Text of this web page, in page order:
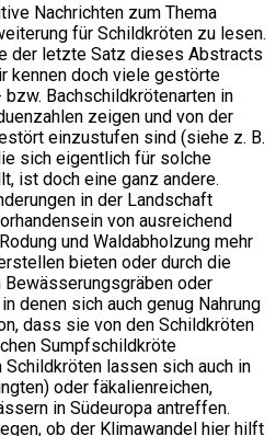
Nachrichten zum Thema
für Schildkröten zu lesen.
der letzte Satz dieses Abstracts
kennen doch viele gestörte
Bachschildkrötenarten in
zeigen und von der
einzustufen sind (siehe z. B.
sich eigentlich für solche
ist doch eine ganz andere.
in der Landschaft
von ausreichend
und Waldabholzung mehr
bieten oder durch die
oder
denen sich auch genug Nahrung
dass sie von den Schildkröten
Sumpfschildkröte
Schildkröten lassen sich auch in
oder fäkalienreichen,
in Südeuropa antreffen.
ob der Klimawandel hier hilft